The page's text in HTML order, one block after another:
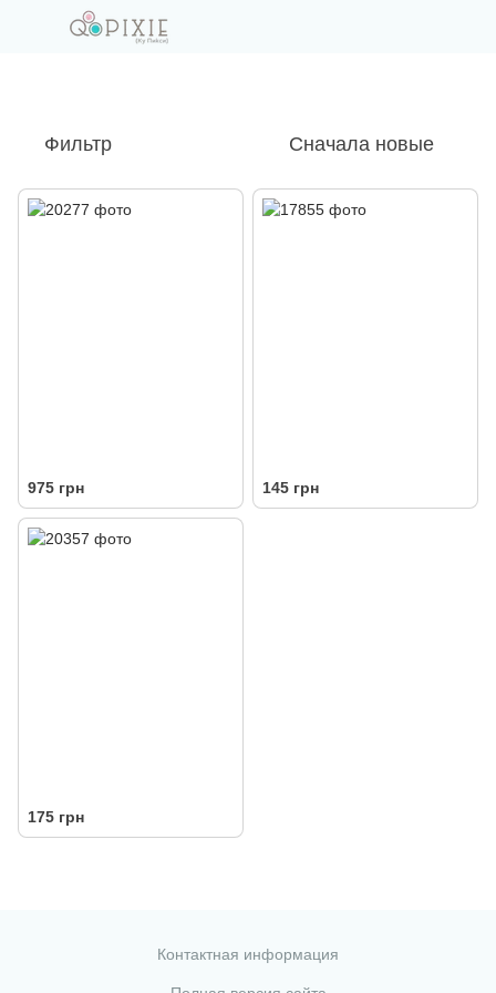
Фильтр Сначала новые
975 грн 145 грн
175 грн
Контактная информация